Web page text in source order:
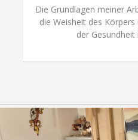
Die Grundlagen meiner
die Weisheit des
der